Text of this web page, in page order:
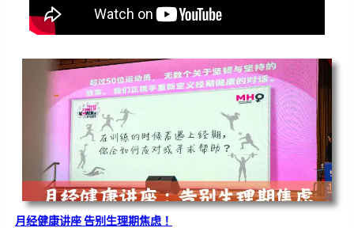
月经健康讲座 告别生理期焦虑！